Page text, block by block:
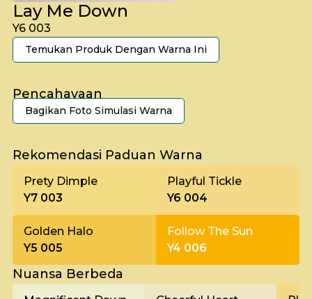
Lay Me Down
Y6 003
Temukan Produk Dengan Warna Ini
Pencahayaan
Bagikan Foto Simulasi Warna
Rekomendasi Paduan Warna
Prety Dimple
Y7 003
Playful Tickle
Y6 004
Golden Halo
Y5 005
Follow The Sun
Y4 006
Nuansa Berbeda